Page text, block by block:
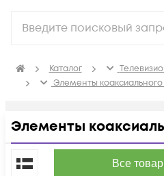
Каталог
Элементы коаксиального
Элементы
Все
По популярности